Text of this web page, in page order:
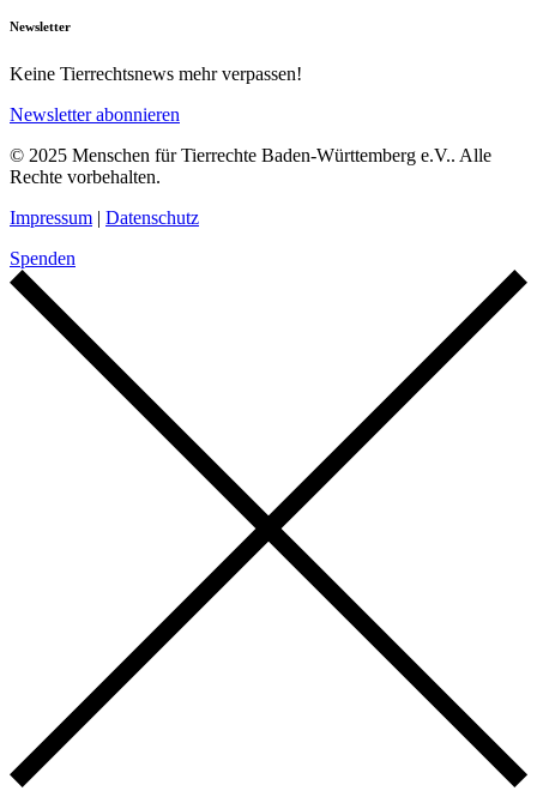
Newsletter
Keine Tierrechtsnews mehr verpassen!
Newsletter abonnieren
© 2025 Menschen für Tierrechte Baden-Württemberg e.V.. Alle
Rechte vorbehalten.
Impressum | Datenschutz
Spenden